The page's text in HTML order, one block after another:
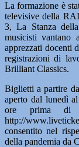
La formazione è
televisive della
3, La Stanza
musicisti vantano
apprezzati docenti
registrazioni di
Brilliant Classics.
Biglietti a partire
aperto dal lunedì
ore prima di
http://
consentito nel
della pandemia da